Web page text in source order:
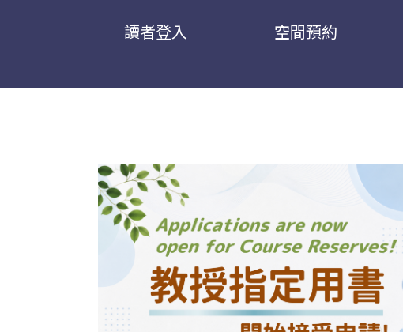
讀者登入 空間預約